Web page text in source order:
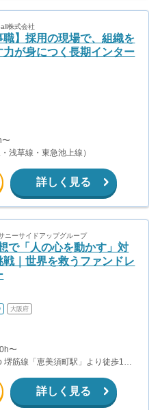
株式会社
職】採用の現場で、組織を
力が身につく長期インター
〜
浅草線・東急池上線）
詳しく見る
ニーサイドアップグループ
で「人の心を動かす」対
戦｜世界を救うファンドレ
大阪府
〜
筋線「恵美須町駅」より徒歩1分
やショッピングセンター等
詳しく見る